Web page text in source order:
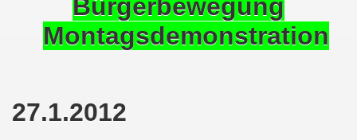
Bürgerbewegung
Montagsdemonstration
27.1.2012
Wir protestieren und wir demonstrieren gegen die
Saale setzt am 27.01.2024 Verbot der MLPD-Fahne
08.01.2024 der Diskriminierung und der